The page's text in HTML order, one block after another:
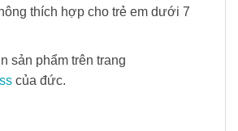
thích hợp cho trẻ em dưới 7
sản phẩm trên trang
của đức.